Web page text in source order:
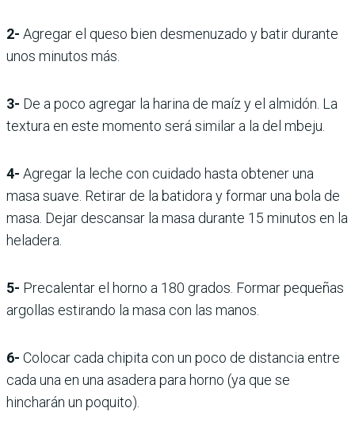
2- Agregar el queso bien desmenuzado y batir durante
unos minutos más.
3- De a poco agregar la harina de maíz y el almidón. La
textura en este momento será similar a la del mbeju.
4- Agregar la leche con cuidado hasta obtener una
masa suave. Retirar de la batidora y formar una bola de
masa. Dejar descansar la masa durante 15 minutos en la
heladera.
5- Precalentar el horno a 180 grados. Formar pequeñas
argollas estirando la masa con las manos.
6- Colocar cada chipita con un poco de distancia entre
cada una en una asadera para horno (ya que se
hincharán un poquito).